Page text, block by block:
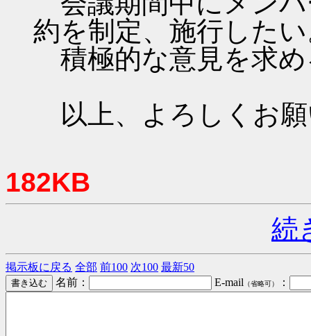
約を制定、施行した
積極的な意見を求め
以上、よろしくお
182KB
続
掲示板に戻る 全部 前100 次100 最新50
名前：
E-mail （省略可） ：